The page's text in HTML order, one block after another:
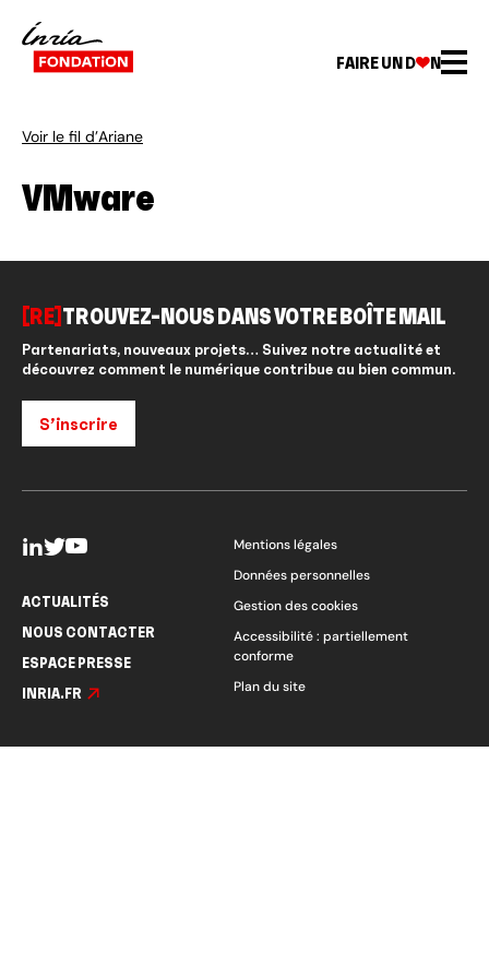
FAIRE UN D N
Voir le fil d’Ariane
VMware
[RE] TROUVEZ-NOUS DANS VOTRE BOÎTE MAIL
Partenariats, nouveaux projets… Suivez notre actualité et
découvrez comment le numérique contribue au bien commun.
S’inscrire
ACTUALITÉS
NOUS CONTACTER
ESPACE PRESSE
INRIA.FR
Mentions légales
Données personnelles
Gestion des cookies
Accessibilité : partiellement
conforme
Plan du site